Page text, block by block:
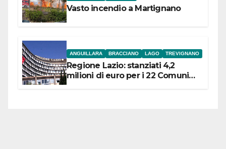
Vasto incendio a Martignano
ANGUILLARA BRACCIANO LAGO TREVIGNANO
Regione Lazio: stanziati 4,2
milioni di euro per i 22 Comuni